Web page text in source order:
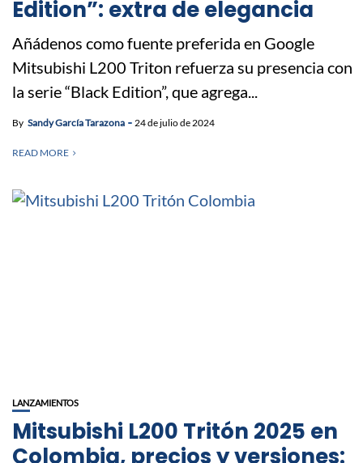
Edition”: extra de elegancia
Añádenos como fuente preferida en Google
Mitsubishi L200 Triton refuerza su presencia con
la serie “Black Edition”, que agrega...
By Sandy García Tarazona 24 de julio de 2024
READ MORE
LANZAMIENTOS
Mitsubishi L200 Tritón 2025 en
Colombia, precios y versiones: